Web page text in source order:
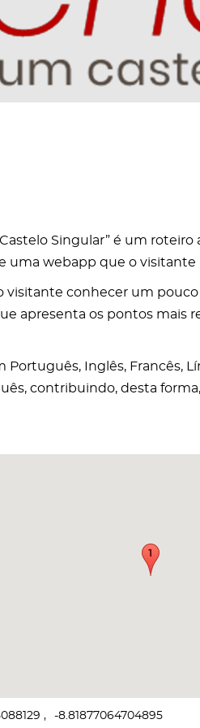
Singular” é um
uma webapp que o
visitante conhecer um
apresenta os pontos
Português, Inglês, Francês,
contribuindo, desta
-8.81877064704895